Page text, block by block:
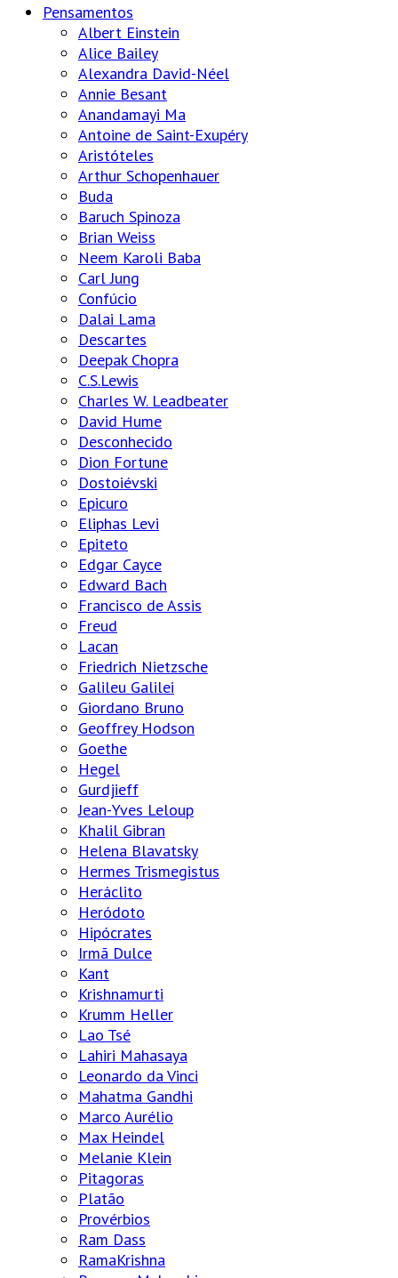
Pensamentos
Albert Einstein
Alice Bailey
Alexandra David-Néel
Annie Besant
Anandamayi Ma
Antoine de Saint-Exupéry
Aristóteles
Arthur Schopenhauer
Buda
Baruch Spinoza
Brian Weiss
Neem Karoli Baba
Carl Jung
Confúcio
Dalai Lama
Descartes
Deepak Chopra
C.S.Lewis
Charles W. Leadbeater
David Hume
Desconhecido
Dion Fortune
Dostoiévski
Epicuro
Eliphas Levi
Epiteto
Edgar Cayce
Edward Bach
Francisco de Assis
Freud
Lacan
Friedrich Nietzsche
Galileu Galilei
Giordano Bruno
Geoffrey Hodson
Goethe
Hegel
Gurdjieff
Jean-Yves Leloup
Khalil Gibran
Helena Blavatsky
Hermes Trismegistus
Heráclito
Heródoto
Hipócrates
Irmã Dulce
Kant
Krishnamurti
Krumm Heller
Lao Tsé
Lahiri Mahasaya
Leonardo da Vinci
Mahatma Gandhi
Marco Aurélio
Max Heindel
Melanie Klein
Pitagoras
Platão
Provérbios
Ram Dass
RamaKrishna